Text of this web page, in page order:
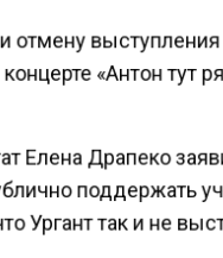
отмену
«Антон тут
Елена Драпеко
поддержать
Ургант так и не